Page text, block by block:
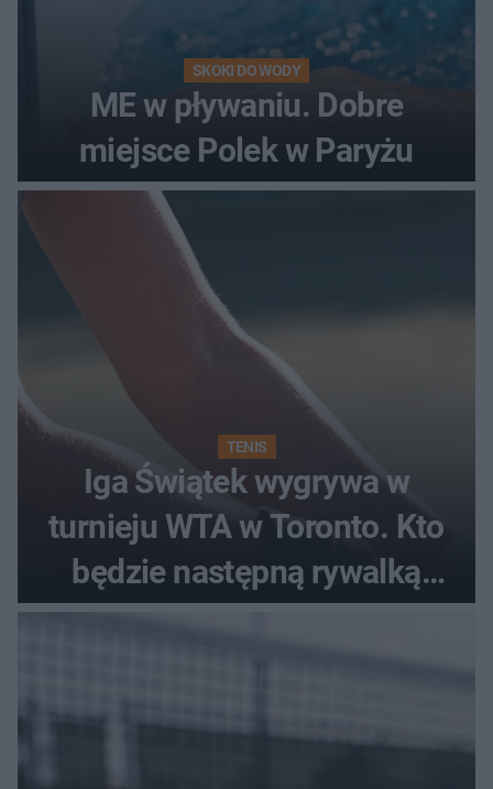
SKOKI DO WODY
ME w pływaniu. Dobre
miejsce Polek w Paryżu
TENIS
Iga Świątek wygrywa w
turnieju WTA w Toronto. Kto
będzie następną rywalką